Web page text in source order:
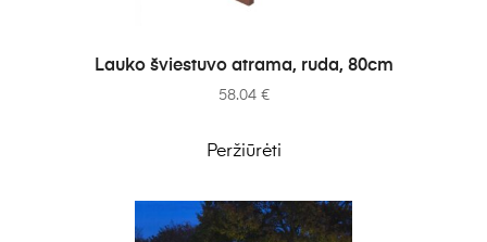
Į KREPŠELĮ
Lauko šviestuvo atrama, ruda, 80cm
58.04 €
Peržiūrėti